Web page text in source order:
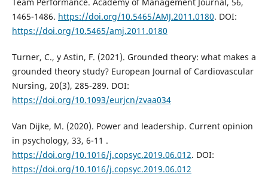
1465-1486. https://doi.org/10.5465/AMJ.2011.0180. DOI:
https://doi.org/10.5465/amj.2011.0180
Turner, C., y Astin, F. (2021). Grounded theory: what makes a
grounded theory study? European Journal of Cardiovascular
Nursing, 20(3), 285-289. DOI:
https://doi.org/10.1093/eurjcn/zvaa034
Van Dijke, M. (2020). Power and leadership. Current opinion
in psychology, 33, 6-11 .
https://doi.org/10.1016/j.copsyc.2019.06.012. DOI:
https://doi.org/10.1016/j.copsyc.2019.06.012